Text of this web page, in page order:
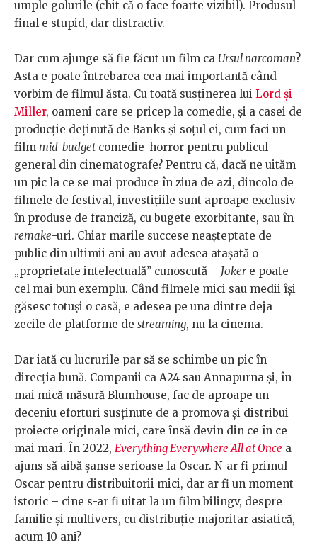
umple golurile (chit că o face foarte vizibil). Produsul
final e stupid, dar distractiv.
Dar cum ajunge să fie făcut un film ca Ursul narcoman?
Asta e poate întrebarea cea mai importantă când
vorbim de filmul ăsta. Cu toată susținerea lui Lord și
Miller, oameni care se pricep la comedie, și a casei de
producție deținută de Banks și soțul ei, cum faci un
film mid-budgetcomedie-horror pentru publicul
general din cinematografe? Pentru că, dacă ne uităm
un pic la ce se mai produce în ziua de azi, dincolo de
filmele de festival, investițiile sunt aproape exclusiv
în produse de franciză, cu bugete exorbitante, sau în
remake-uri. Chiar marile succese neașteptate de
public din ultimii ani au avut adesea atașată o
„proprietate intelectuală” cunoscută – Jokere poate
cel mai bun exemplu. Când filmele mici sau medii își
găsesc totuși o casă, e adesea pe una dintre deja
zecile de platforme de streaming, nu la cinema.
Dar iată cu lucrurile par să se schimbe un pic în
direcția bună. Companii ca A24 sau Annapurna și, în
mai mică măsură Blumhouse, fac de aproape un
deceniu eforturi susținute de a promova și distribui
proiecte originale mici, care însă devin din ce în ce
mai mari. În 2022, Everything Everywhere All at Once a
ajuns să aibă șanse serioase la Oscar. N-ar fi primul
Oscar pentru distribuitorii mici, dar ar fi un moment
istoric – cine s-ar fi uitat la un film bilingv, despre
familie și multivers, cu distribuție majoritar asiatică,
acum 10 ani?